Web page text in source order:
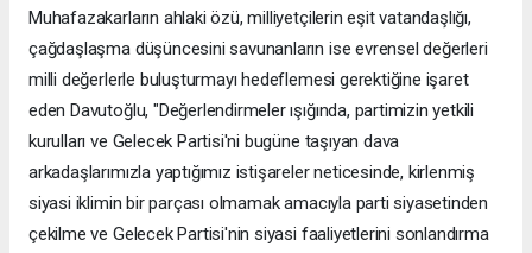
Muhafazakarların ahlaki özü, milliyetçilerin eşit vatandaşlığı,
çağdaşlaşma düşüncesini savunanların ise evrensel değerleri
milli değerlerle buluşturmayı hedeflemesi gerektiğine işaret
eden Davutoğlu, "Değerlendirmeler ışığında, partimizin yetkili
kurulları ve Gelecek Partisi'ni bugüne taşıyan dava
arkadaşlarımızla yaptığımız istişareler neticesinde, kirlenmiş
siyasi iklimin bir parçası olmamak amacıyla parti siyasetinden
çekilme ve Gelecek Partisi'nin siyasi faaliyetlerini sonlandırma